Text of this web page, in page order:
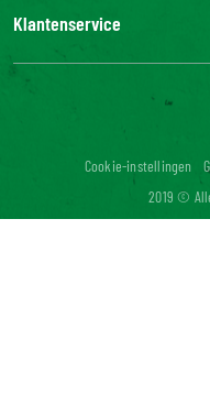
Bonduelle Food Service
Klantenservice
Neem contact met ons op
Veelgestelde vragen
Cookie-instellingen
2019 ©